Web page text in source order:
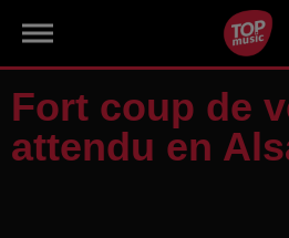
Fort coup de
attendu en